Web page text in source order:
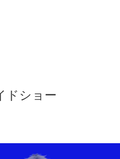
ドショー